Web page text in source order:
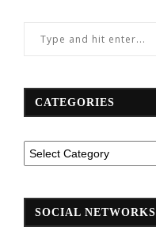
ความยั่งยืนกลายเป็น “จุดขาย” ของแ
ในช่วงพีคซีซั่นนี้
CATEGORIES
SOCIAL NETWORKS